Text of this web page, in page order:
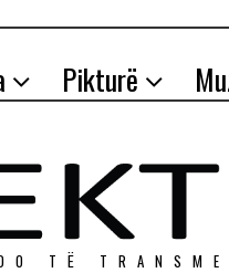
Pikturë
TЁ